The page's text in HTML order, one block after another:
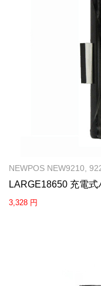
NEWPOS NEW9210,
LARGE18650 充電式
3,328 円